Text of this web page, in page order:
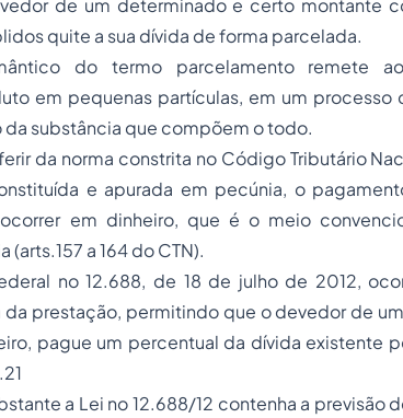
de um determinado e certo montante
quite a sua dívida de forma parcelada.
do termo parcelamento remete
em pequenas partículas, em um processo
da substância que compõem o todo.
da norma constrita no Código Tributário
e apurada em pecúnia, o
em dinheiro, que é o meio
a 164 do CTN).
no 12.688, de 18 de julho de 2012,
da prestação, permitindo que o devedor de
pague um percentual da dívida existente
a Lei no 12.688/12 contenha a previsão